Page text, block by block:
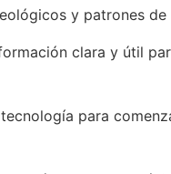
y patrones de
clara y útil
para